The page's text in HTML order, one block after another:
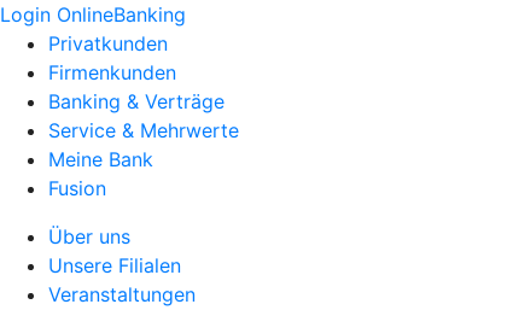
Login OnlineBanking
Privatkunden
Firmenkunden
Banking & Verträge
Service & Mehrwerte
Meine Bank
Fusion
Über uns
Unsere Filialen
Veranstaltungen